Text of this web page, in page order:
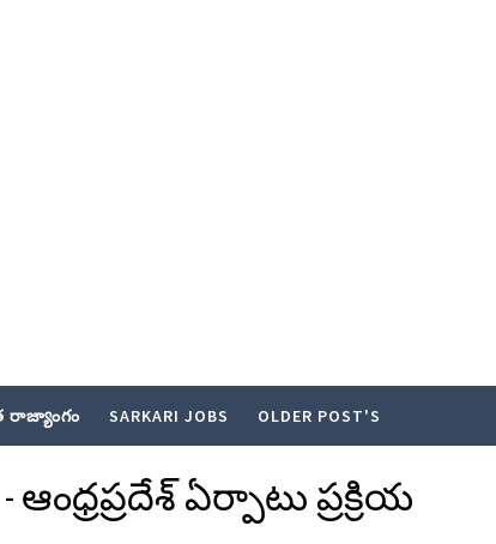
రాజ్యాంగం SARKARI JOBS OLDER POST'S
- ఆంధ్రప్రదేశ్ ఏర్పాటు ప్రక్రియ